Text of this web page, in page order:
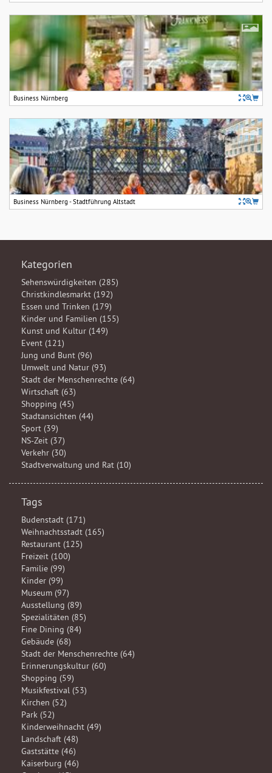
Business Nürnberg
Business Nürnberg - Stadtführung Altstadt
Kategorien
Sehenswürdigkeiten (285)
Christkindlesmarkt (192)
Essen und Trinken (179)
Kinder und Familien (155)
Kunst und Kultur (149)
Event (121)
Jung und Bunt (96)
Umwelt und Natur (93)
Stadt der Menschenrechte (64)
Wirtschaft (63)
Shopping (45)
Stadtansichten (44)
Sport (39)
NS-Zeit (37)
Verkehr (30)
Stadtverwaltung und Rat (10)
Tags
Budenstadt (171)
Weihnachtsstadt (165)
Restaurant (125)
Freizeit (100)
Familie (99)
Kinder (99)
Museum (97)
Ausstellung (89)
Spezialitäten (85)
Fine Dining (84)
Gebäude (68)
Stadt der Menschenrechte (64)
Erinnerungskultur (60)
Shopping (59)
Musikfestival (53)
Kirchen (52)
Park (52)
Kinderweihnacht (49)
Landschaft (48)
Gaststätte (46)
Kaiserburg (46)